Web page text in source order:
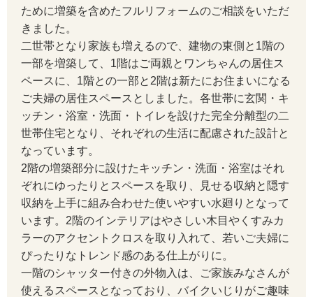
ために増築を含めたフルリフォームのご相談をいただ
きました。
二世帯となり家族も増えるので、建物の東側と1階の
一部を増築して、1階はご両親とワンちゃんの居住ス
ペースに、1階との一部と2階は新たにお住まいになる
ご夫婦の居住スペースとしました。各世帯に玄関・キ
ッチン・浴室・洗面・トイレを設けた完全分離型の二
世帯住宅となり、それぞれの生活に配慮された設計と
なっています。
2階の増築部分に設けたキッチン・洗面・浴室はそれ
ぞれにゆったりとスペースを取り、見せる収納と隠す
収納を上手に組み合わせた使いやすい水廻りとなって
います。2階のインテリアはやさしい木目やくすみカ
ラーのアクセントクロスを取り入れて、若いご夫婦に
ぴったりなトレンド感のある仕上がりに。
一階のシャッター付きの外物入は、ご家族みなさんが
使えるスペースとなっており、バイクいじりがご趣味